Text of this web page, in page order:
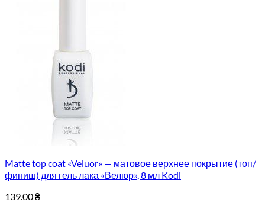
Matte top coat «Veluor» — матовое верхнее покрытие (топ/
финиш) для гель лака «Велюр», 8 мл Kodi
139.00₴